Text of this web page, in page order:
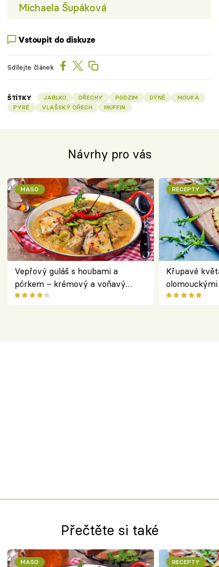
Michaela Šupáková
Vstoupit do diskuze
Sdílejte článek
ŠTÍTKY JABLKO OŘECHY PODZIM DÝNĚ
MOUKA
PYRÉ
VLAŠSKÝ OŘECH MUFFIN
Návrhy pro vás
MASO
Vepřový guláš s houbami a
pórkem – krémový a voňavý
pokrm z jednoho hrnce
RECEPTY
Křupavé
bezlepkový
Přečtěte si také
MASO RECEPTY